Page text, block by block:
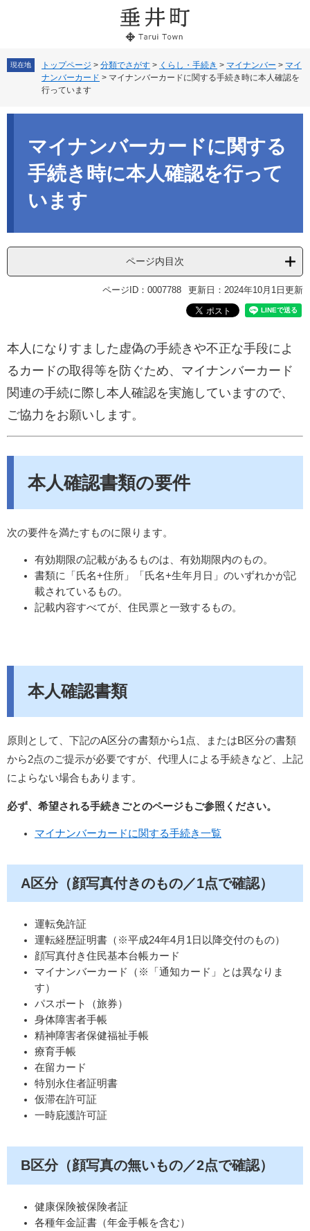
現在地 トップページ > 分類でさがす > くらし・手続き > マイナンバー > マイ
ナンバーカード > マイナンバーカードに関する手続き時に本人確認を
行っています
マイナンバーカードに関する
手続き時に本人確認を行って
います
ページ内目次
ページID：0007788 更新日：2024年10月1日更新
本人になりすました虚偽の手続きや不正な手段によ
るカードの取得等を防ぐため、マイナンバーカード
関連の手続に際し本人確認を実施していますので、
ご協力をお願いします。
本人確認書類の要件
次の要件を満たすものに限ります。
有効期限の記載があるものは、有効期限内のもの。
書類に「氏名+住所」「氏名+生年月日」のいずれかが記
載されているもの。
記載内容すべてが、住民票と一致するもの。
本人確認書類
原則として、下記のA区分の書類から1点、またはB区分の書類
から2点のご提示が必要ですが、代理人による手続きなど、上記
によらない場合もあります。
必ず、希望される手続きごとのページもご参照ください。
マイナンバーカードに関する手続き一覧
A区分（顔写真付きのもの／1点で確認）
運転免許証
運転経歴証明書（※平成24年4月1日以降交付のもの）
顔写真付き住民基本台帳カード
マイナンバーカード（※「通知カード」とは異なりま
す）
パスポート（旅券）
身体障害者手帳
精神障害者保健福祉手帳
療育手帳
在留カード
特別永住者証明書
仮滞在許可証
一時庇護許可証
B区分（顔写真の無いもの／2点で確認）
健康保険被保険者証
各種年金証書（年金手帳を含む）